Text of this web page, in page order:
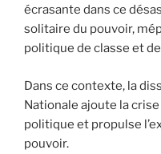
écrasante dans ce
solitaire du pouvoir,
politique de classe et
Dans ce contexte, la
Nationale ajoute la
politique et propulse
pouvoir.